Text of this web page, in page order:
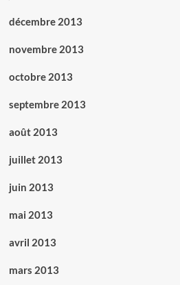
décembre 2013
novembre 2013
octobre 2013
septembre 2013
août 2013
juillet 2013
juin 2013
mai 2013
avril 2013
mars 2013